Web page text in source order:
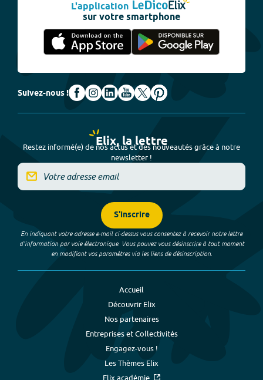
L'application
sur votre smartphone
Suivez-nous !
Elix, la lettre
Restez informé(e) de nos actus et des nouveautés grâce à notre
newsletter !
S'inscrire
En indiquant votre adresse e-mail ci-dessus vous consentez à recevoir notre lettre
d’information par voie électronique. Vous pouvez vous désinscrire à tout moment
en modifiant vos paramètres via les liens de désinscription.
Accueil
Découvrir Elix
Nos partenaires
Entreprises et Collectivités
Engagez-vous !
Les Thèmes Elix
Elix académie